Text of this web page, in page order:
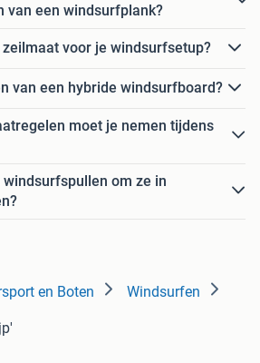
van een windsurfplank?
zeilmaat voor je windsurfsetup?
van een hybride windsurfboard?
moet je nemen tijdens
om ze in
en Boten Windsurfen